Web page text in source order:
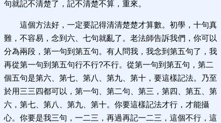
句就記不清楚了，記不清楚不算，重來。
這個方法好，一定要記得清清楚楚才算數。初學，十句真
難，不容易，念到六、七句就亂了。老法師告訴我們，你可以
分為兩段，第一句到第五句。有人問我，我念到第五句了，我
再從第一句到第五句行不行?不行。從第一句到第五句，第二
個五句是第六、第七、第八、第九、第十，要這樣記法。乃至
於用三三四都可以，第一句、第二句、第三，第四、第五、第
六，第七、第八、第九、第十。你要這樣記法才行，才能攝
心。你要是我三句，一二三，再過再記一二三，這個不行，這